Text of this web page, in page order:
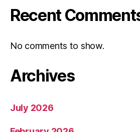
Recent
No comments to show.
Archives
July 2026